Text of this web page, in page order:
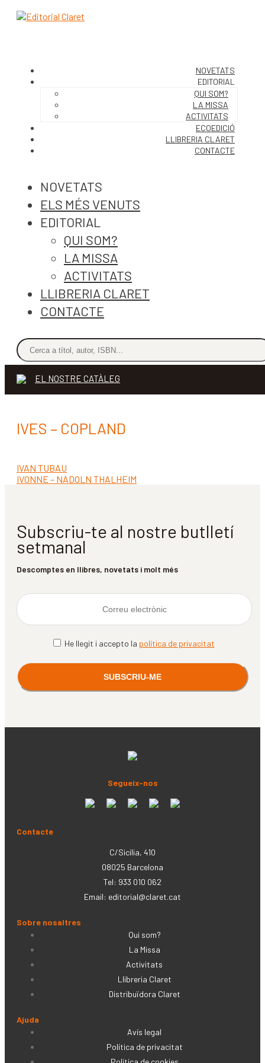
NOVETATS
EDITORIAL
QUI SOM?
LA MISSA
ACTIVITATS
ECOEDICIÓ
LLIBRERIA CLARET
CONTACTE
NOVETATS
ELS MÉS VENUTS
EDITORIAL
QUI SOM?
LA MISSA
ACTIVITATS
LLIBRERIA CLARET
CONTACTE
EL NOSTRE CATÀLEG
IVES – COPLAND
Navegació
d'entrades
Entrada
anterior:
IVAN TUBAU
Pròxima
IVONNE – NADOLN THALHEIM
Subscriu-te al nostre butlletí
setmanal
Descomptes en llibres, novetats i molt més
He llegit i accepto la política de privacitat
Segueix-nos
Contacte
C/Sicília, 410
08025 Barcelona
Tel: 933 010 062
Email: editorial@claret.cat
Sobre nosaltres
Qui som?
La Missa
Activitats
Llibreria Claret
Distribuïdora Claret
Ajuda
Avís legal
Política de privacitat